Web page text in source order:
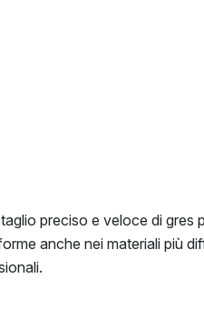
preciso e veloce di
anche nei materiali più